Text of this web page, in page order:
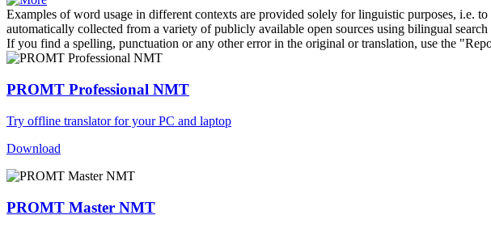
Examples of word usage in different contexts are provided solely for linguistic purposes, i.e.
automatically collected from a variety of publicly available open sources using bilingual search
If you find a spelling, punctuation or any other error in the original or translation, use the
PROMT Professional NMT
Try offline translator for your PC and laptop
Download
PROMT Master NMT